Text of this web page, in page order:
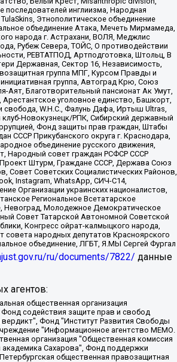
последователей инглиизма, Народная
Этнополитическое объединение
объединение Атака, Мечеть Мирмамеда,
народа г. Астрахани, ВОЛЯ, Меджлис
Рубеж Севера, ТОЙС, О противодействии
РЕВТАТПОД, Артподготовка, Штольц, В
Державная, Сектор 16, Независимость,
группа МПГ, Курсом Правды и
группа, Автоград Крю, Союз
Аят, Благотворительный пансионат Ак Умут,
Арестантское уголовное единство, Башкорт,
свобода, W.H.С., Фалунь Дафа, Иртыш Ultras,
клуб-Новокузнецк/РПК, Сибирский державный
Фонд защиты прав граждан, Штабы
СССР Прикубанского округа г. Краснодара,
объединение русского движения,
Народный совет граждан РСФСР СССР
Проект Штурм, Граждане СССР, Держава Союз
Совет Советских Социалистических Районов,
Instagram, WhatsApp, СИЧ-С14,
Организации украинских националистов,
Региональное Всетатарское
Невоград, Молодежное Демократическое
Совет Татарской Автономной Советской
Конгресс ойрат-калмыцкого народа,
совета народных депутатов Красноярского
объединение, ЛГБТ, Я.МЫ Сергей Фургал
ru/documents/7822/ данные
агентов:
в Латвийской Республике (регистрационный номер 50008295751, дата регистрации 24.02.2020), Великовский Дмитрий Александрович, Долинина Ирина Николаевна, Мароховская Алеся Алексеевна, Шлейнов Роман Юрьевич, Шмагун Олеся Валентиновна, Общество с ограниченной ответственностью "Альтаир 2021", Общество с ограниченной ответственностью "Вега 2021", Общество с ограниченной ответственностью "Главный редактор 2021", Общество с ограниченной ответственностью "Ромашки монолит", Важенков Артем Валерьевич, Ивановская областная общественная организация "Центр гендерных исследований", Гурман Юрий Альбертович, Медиапроект "ОВД-Инфо", Егоров Владимир Владимирович, Жилинский Владимир Александрович, Общество с ограниченной ответственностью "ЗП", Иванова София Юрьевна, Карезина Инна Павловна, Кильтау Екатерина Викторовна, Петров Алексей Викторович, Пискунов Сергей Евгеньевич, Смирнов Сергей Сергеевич, Тихонов Михаил Сергеевич, Общество с ограниченной ответственностью "ЖУРНАЛИСТ-ИНОСТРАННЫЙ АГЕНТ", Арапова Галина Юрьевна, Вольтская Татьяна Анатольевна, Американская компания "Mason G.E.S. Anonymous Foundation" (США), являющаяся владельцем интернет-издания https://mnews.world/, Компания "Stichting Bellingcat", зарегистрированная в Нидерландах (дата регистрации 11.07.2018), Захаров Андрей Вячеславович, Клепиковская Екатерина Дмитриевна, Общество с ограниченной ответственностью "МЕМО", Перл Роман Александрович, Симонов Евгений Алексеевич, Соловьева Елена Анатольевна, Сотников Даниил Владимирович, Сурначева Елизавета Дмитриевна, Автономная некоммерческая организация по защите прав человека и информированию населения "Якутия – Наше Мнение", Общество с ограниченной ответственностью "Москоу диджитал медиа", с 26.01.2023 Общество с ограниченной ответственностью "Чайка Белые сады", Ветошкина Валерия Валерьевна, Заговора Максим Александрович, Межрегиональное общественное движение "Российская ЛГБТ - сеть", Оленичев Максим Владимирович, Павлов Иван Юрьевич, Скворцова Елена Сергеевна, Общество с ограниченной ответственностью "Как бы инагент", Кочетков Игорь Викторович, Общество с ограниченной ответственностью "Честные выборы", Еланчик Олег Александрович, Общество с ограниченной ответственностью "Нобелевский призыв", Гималова Регина Эмилевна, Григорьев Андрей Валерьевич, Григорьева Алина Александровна, Ассоциация по содействию защите прав призывников, альтернативнослужащих и военнослужащих "Правозащитная группа "Гражданин.Армия.Право", Хисамова Регина Фаритовна, Автономная некоммерческая организация по реализации социально-правовых программ "Лилит", Дальневосточное общественное движение "Маяк", Санкт-Петербургская ЛГБТ-инициативная группа "Выход", Инициативная группа ЛГБТ+ "Реверс", Алексеев Андрей Викторович, Бекбулатова Таисия Львовна, Беляев Иван Михайлович, Владыкина Елена Сергеевна, Гельман Марат Александрович, Никульшина Вероника Юрьевна, Толоконникова Надежда Андреевна, Шендерович Виктор Анатольевич, Общество с ограниченной ответственностью "Данное сообщение", Общество с ограниченной ответственностью Издательский дом "Новая глава", Айнбиндер Александра Александровна, Московский комьюнити-центр для ЛГБТ+инициатив, Благотворительный фонд развития филантропии, Deutsche Welle (Германия, Kurt-Schumacher-Strasse 3, 53113 Bonn), Борзунова Мария Михайловна, Воробьев Виктор Викторович, Голубева Анна Львовна, Константинова Алла Михайловна, Малкова Ирина Владимировна, Мурадов Мурад Абдулгалимович, Осетинская Елизавета Николаевна, Понасенков Евгений Николаевич, Ганапольский Матвей Юрьевич, Киселев Евгений Алексеевич, Борухович Ирина Григорьевна, Дремин Иван Тимофеевич, Дубровский Дмитрий Викторович, Красноярская региональная общественная организация поддержки и развития альтернативных образовательных технологий и межкультурных коммуникаций "ИНТЕРРА", Маяковская Екатерина Алексеевна, Фейгин Марк Захарович, Филимонов Андрей Викторович, Дзугкоева Регина Николаевна, Доброхотов Роман Александрович, Дудь Юрий Александрович, Елкин Сергей Владимирович, Кругликов Кирилл Игоревич, Сабунаева Мария Леонидовна, Семенов Алексей Владимирович, Шаинян Карен Багратович, Шульман Екатерина Михайловна, Асафьев Артур Валерьевич, Вахштайн Виктор Семенович, Венедиктов Алексей Алексеевич, Лушникова Екатерина Евгеньевна, Волков Леонид Михайлович, Невзоров Александр Глебович, Пархоменко Сергей Борисович, Сироткин Ярослав Николаевич, Кара-Мурза Владимир Владимирович, Баранова Наталья Владимировна, Гозман Леонид Яковлевич, Кагарлицкий Борис Юльевич, Климарев Михаил Валерьевич, Милов Владимир Станиславович, Автономная некоммерческая организация Краснодарский центр современного искусства "Типография", Моргенштерн Алишер Тагирович, Соболь Любовь Эдуардовна, Общество с ограниченной ответственностью "ЛИЗА НОРМ", Каспаров Гарри Кимович, Ходорковский Михаил Борисович, Общество с ограниченной ответственностью "Апрельские тезисы", Данилович Ирина Брониславовна, Кашин Олег Владимирович, Петров Николай Владимирович, Пивоваров Алексей Владимирович, Соколов Михаил Владимирович, Цветкова Юлия Владимировна, Чичваркин Евгений Александрович, Комитет против пыток/Команда против пыток, Общество с ограниченной ответственностью "Первый научный", Общество с ограниченной ответственностью "Вертолет и ко", Белоцерковская Вероника Борисовна, Кац Максим Евгеньевич, Лазарева Татьяна Юрьевна, Шаведдинов Руслан Табризович, Яшин Илья Валерьевич, Общество с ограниченной ответственностью "Иноагент ААВ", Алешковский Дмитрий Петрович, Альбац Евгения Марковна, Быков Дмитрий Львович, Галямина Юлия Евгеньевна, Лойко Сергей Леонидович, Мартынов Кирилл Константинович, Медведев Сергей Александрович, Крашенинников Федор Геннадиевич, Гордеева Катерина Вл